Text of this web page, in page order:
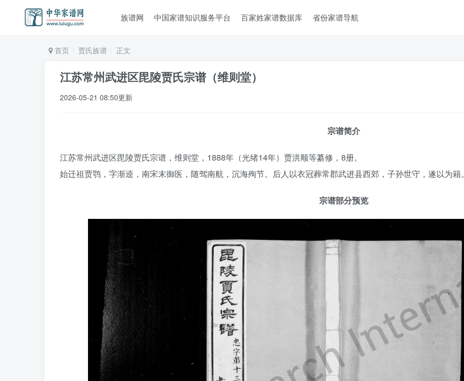
族谱网 中国家谱知识服务平台 百家姓家谱数据库 省份家谱导航
首页 贾氏族谱 正文
江苏常州武进区毘陵贾氏宗谱（维则堂）
2026-05-21 08:50更新
宗谱简介
江苏常州武进区毘陵贾氏宗谱，维则堂，1888年（光绪14年）贾洪顺等纂修，8册。
始迁祖贾鹗，字渐逵，南宋末御医，随驾南航，沉海殉节。后人以衣冠葬常郡武进县西郊，子孙世守，遂以为籍。
宗谱部分预览